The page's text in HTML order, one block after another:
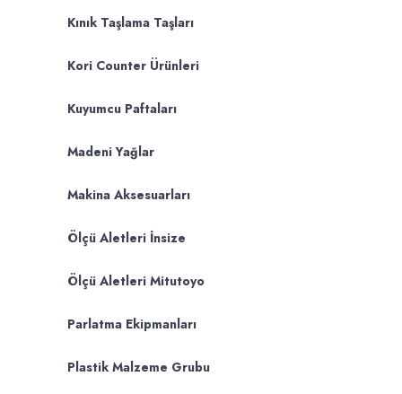
Kınık Taşlama Taşları
Kori Counter Ürünleri
Kuyumcu Paftaları
Madeni Yağlar
Makina Aksesuarları
Ölçü Aletleri İnsize
Ölçü Aletleri Mitutoyo
Parlatma Ekipmanları
Plastik Malzeme Grubu